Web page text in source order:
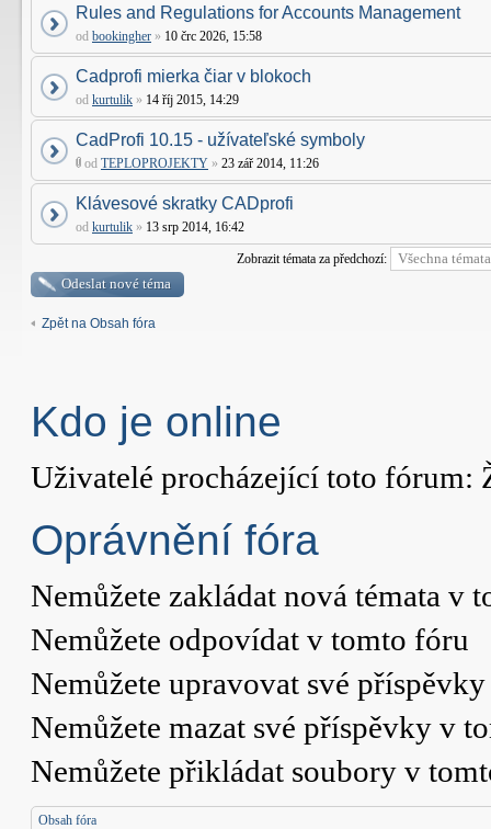
Rules and Regulations for Accounts Management
od bookingher » 10 črc 2026, 15:58
Cadprofi mierka čiar v blokoch
od kurtulik » 14 říj 2015, 14:29
CadProfi 10.15 - užívateľské symboly
od TEPLOPROJEKTY » 23 zář 2014, 11:26
Klávesové skratky CADprofi
od kurtulik » 13 srp 2014, 16:42
Zobrazit témata za předchozí:
Odeslat nové téma
Zpět na Obsah fóra
Kdo je online
Uživatelé procházející toto fórum:
Oprávnění fóra
Nemůžete zakládat nová témata v
Nemůžete odpovídat v tomto fóru
Nemůžete upravovat své
Nemůžete mazat své příspěvky v
Nemůžete přikládat soubory v
Obsah fóra